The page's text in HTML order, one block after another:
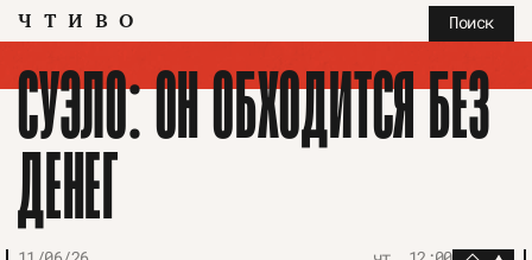
ЧТИВО Поиск
СУЭЛО: ОН ОБХОДИТСЯ БЕЗ
ДЕНЕГ